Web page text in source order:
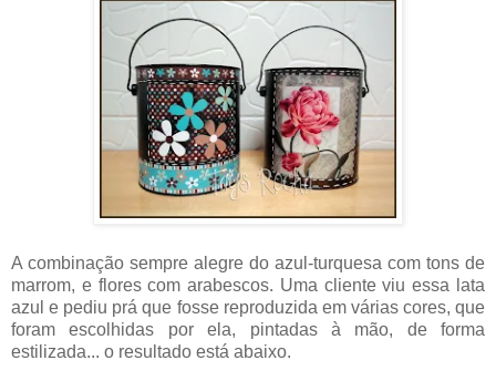
A combinação sempre alegre do azul-turquesa com tons de
marrom, e flores com arabescos. Uma cliente viu essa lata
azul e pediu prá que fosse reproduzida em várias cores, que
foram escolhidas por ela, pintadas à mão, de forma
estilizada... o resultado está abaixo.